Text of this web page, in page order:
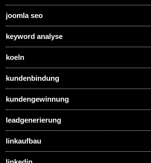
joomla seo
keyword analyse
koeln
kundenbindung
kundengewinnung
leadgenerierung
linkaufbau